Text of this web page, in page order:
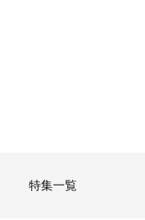
特集一覧